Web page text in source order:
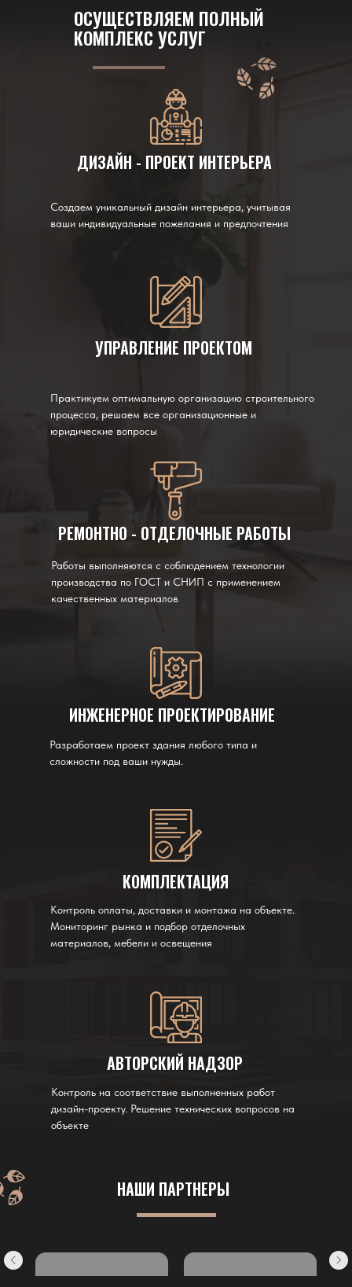
ДИЗАЙН - ПРОЕКТ ИНТЕРЬЕРА
Создаем уникальный дизайн интерьера, учитывая
ваши индивидуальные пожелания и предпочтения
ИНЖЕНЕРНОЕ ПРОЕКТИРОВАНИЕ
РЕМОНТНО - ОТДЕЛОЧНЫЕ РАБОТЫ
Разработаем проект здания любого типа и
сложности под ваши нужды.
Работы выполняются с соблюдением технологии
производства по ГОСТ и СНИП с применением
качественных материалов
УПРАВЛЕНИЕ ПРОЕКТОМ
Практикуем оптимальную организацию строительного
процесса, решаем все организационные и
юридические вопросы
КОМПЛЕКТАЦИЯ
Контроль оплаты, доставки и монтажа на объекте.
Мониторинг рынка и подбор отделочных
материалов, мебели и освещения
АВТОРСКИЙ НАДЗОР
Контроль на соответствие выполненных работ
дизайн-проекту. Решение технических вопросов на
объекте
ОСУЩЕСТВЛЯЕМ ПОЛНЫЙ
КОМПЛЕКС УСЛУГ
НАШИ ПАРТНЕРЫ